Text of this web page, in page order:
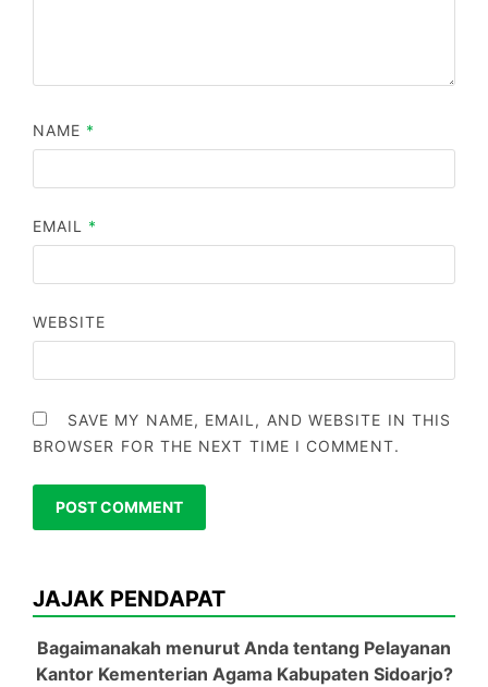
NAME *
EMAIL *
WEBSITE
SAVE MY NAME, EMAIL, AND WEBSITE IN THIS
BROWSER FOR THE NEXT TIME I COMMENT.
JAJAK PENDAPAT
Bagaimanakah menurut Anda tentang Pelayanan
Kantor Kementerian Agama Kabupaten Sidoarjo?